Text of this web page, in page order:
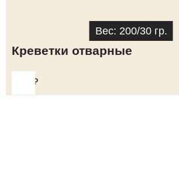
Вес: 200/30 гр.
Креветки отварные
₽